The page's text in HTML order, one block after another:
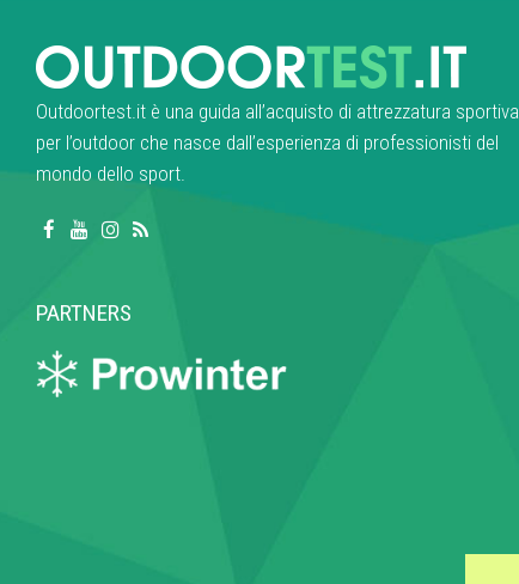
Outdoortest.it è una guida all’acquisto di attrezzatura sportiva
per l’outdoor che nasce dall’esperienza di professionisti del
mondo dello sport.
PARTNERS